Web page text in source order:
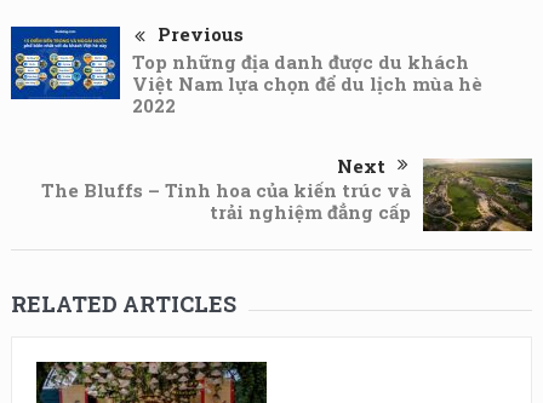
Previous
Top những địa danh được du khách
Việt Nam lựa chọn để du lịch mùa hè
2022
Next
The Bluffs – Tinh hoa của kiến trúc và
trải nghiệm đẳng cấp
RELATED ARTICLES